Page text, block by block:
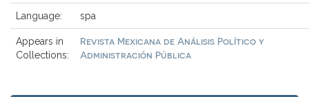
Language: spa
Appears in
Collections:
Revista Mexicana de Análisis Político y
Administración Pública